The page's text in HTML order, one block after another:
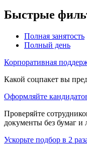
Быстрые
Полная занятость
Полный день
Корпоративная
Какой соцпакет вы
Оформляйте
Проверяйте
документы без бумаг и
Ускорьте подбор в 2